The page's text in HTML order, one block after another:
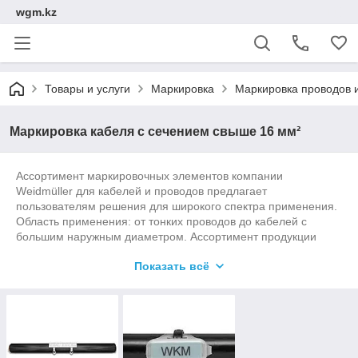
wgm.kz
Товары и услуги Маркировка Маркировка проводов
Маркировка кабеля с сечением свыше 16 мм²
Ассортимент маркировочных элементов компании
Weidmüller для кабелей и проводов предлагает
пользователям решения для широкого спектра применения.
Область применения: от тонких проводов до кабелей с
большим наружным диаметром. Ассортимент продукции
этикетками, прозрачными гильзовыми держателями и
элементы, а также напечатанные и пустые маркировочные
элементы для индивидуальной маркировки. Кабельные
Показать всё